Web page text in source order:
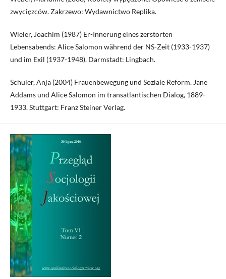
zwycięzców. Zakrzewo: Wydawnictwo Replika.
Wieler, Joachim (1987) Er-Innerung eines zerstörten
Lebensabends: Alice Salomon während der NS-Zeit (1933-1937)
und im Exil (1937-1948). Darmstadt: Lingbach.
Schuler, Anja (2004) Frauenbewegung und Soziale Reform. Jane
Addams und Alice Salomon im transatlantischen Dialog, 1889-
1933. Stuttgart: Franz Steiner Verlag.